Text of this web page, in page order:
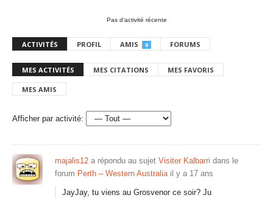
Pas d’activité récente
ACTIVITÉS PROFIL AMIS 0 FORUMS
MES ACTIVITÉS MES CITATIONS MES FAVORIS
MES AMIS
Afficher par activité:
majalis12 a répondu au sujet Visiter Kalbarri dans le
forum Perth – Western Australia il y a 17 ans
JayJay, tu viens au Grosvenor ce soir? Ju